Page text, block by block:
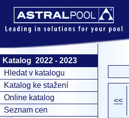
Katalog 2022 - 2023
Hledat v katalogu
Katalog ke stažení
Online katalog
Seznam cen
<<